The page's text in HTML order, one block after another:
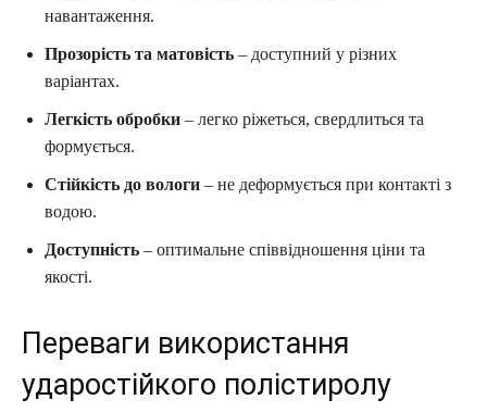
навантаження.
Прозорість та матовість – доступний у різних
варіантах.
Легкість обробки – легко ріжеться, свердлиться та
формується.
Стійкість до вологи – не деформується при контакті з
водою.
Доступність – оптимальне співвідношення ціни та
якості.
Переваги використання
ударостійкого полістиролу